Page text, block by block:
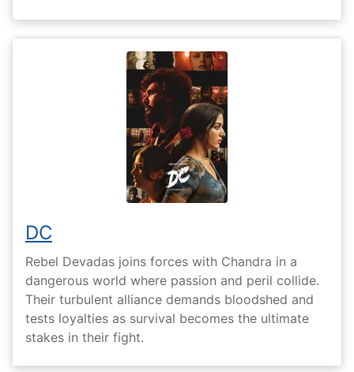
DC
Rebel Devadas joins forces with Chandra in a
dangerous world where passion and peril collide.
Their turbulent alliance demands bloodshed and
tests loyalties as survival becomes the ultimate
stakes in their fight.